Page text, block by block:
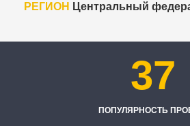
РЕГИОН Центральный
37
ПОПУЛЯРНОСТЬ